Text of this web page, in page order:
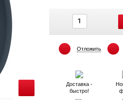
Отложить
Доставка -
быстро!